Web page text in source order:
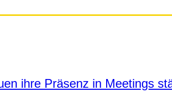
ihre Präsenz in Meetings